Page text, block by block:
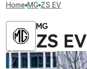
Home MG ZS EV
MG
ZS EV